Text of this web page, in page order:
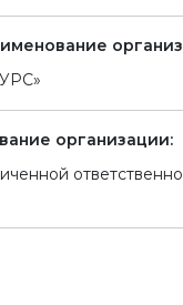
организации: